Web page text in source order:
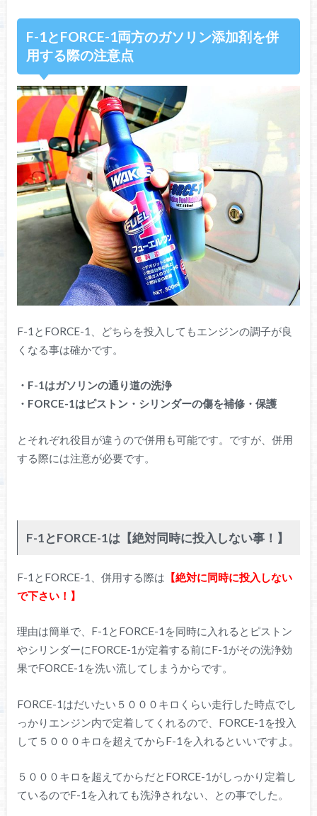
F-1とFORCE-1両方のガソリン添加剤を併
用する際の注意点
F-1とFORCE-1、どちらを投入してもエンジンの調子が良
くなる事は確かです。
・F-1はガソリンの通り道の洗浄
・FORCE-1はピストン・シリンダーの傷を補修・保護
とそれぞれ役目が違うので併用も可能です。ですが、併用
する際には注意が必要です。
F-1とFORCE-1は【絶対同時に投入しない事！】
F-1とFORCE-1、併用する際は 【絶対に同時に投入しない
で下さい！】
理由は簡単で、F-1とFORCE-1を同時に入れるとピストン
やシリンダーにFORCE-1が定着する前にF-1がその洗浄効
果でFORCE-1を洗い流してしまうからです。
FORCE-1はだいたい５０００キロくらい走行した時点でし
っかりエンジン内で定着してくれるので、FORCE-1を投入
して５０００キロを超えてからF-1を入れるといいですよ。
５０００キロを超えてからだとFORCE-1がしっかり定着し
ているのでF-1を入れても洗浄されない、との事でした。